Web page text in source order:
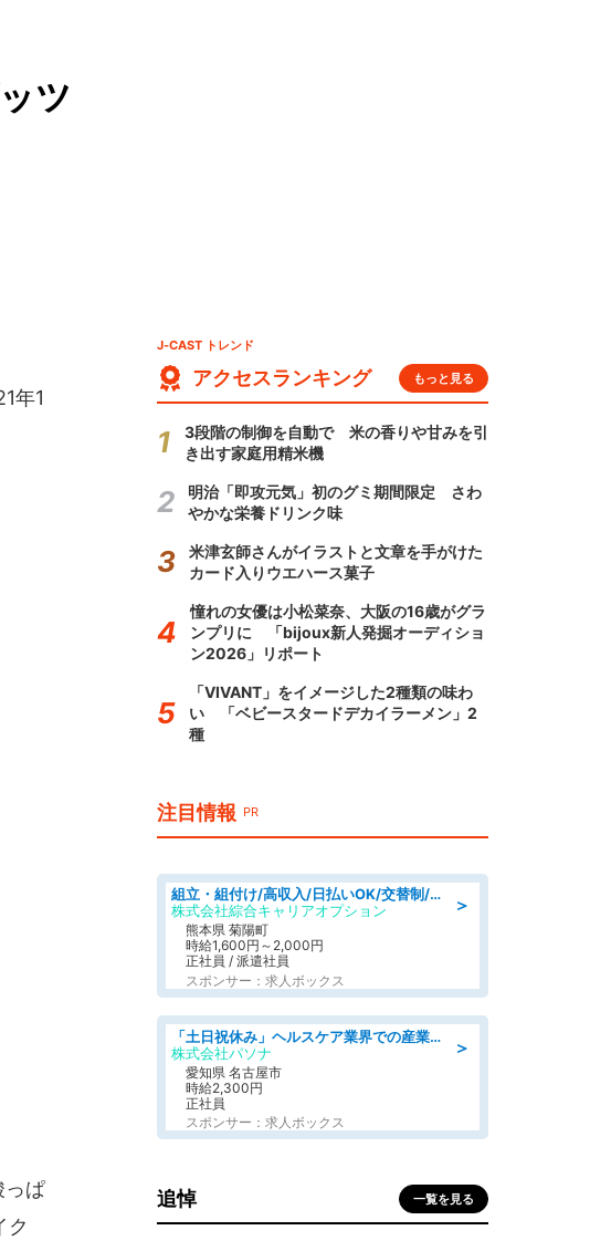
ツ
年1
っぱ
ク
J-CAST トレンド
アクセスランキング もっと見る
3段階の制御を自動で 米の香りや甘みを引
き出す家庭用精米機
明治「即攻元気」初のグミ期間限定 さわ
やかな栄養ドリンク味
米津玄師さんがイラストと文章を手がけた
カード入りウエハース菓子
憧れの女優は小松菜奈、大阪の16歳がグラ
ンプリに 「bijoux新人発掘オーディショ
ン2026」リポート
「VIVANT」をイメージした2種類の味わ
い 「ベビースタードデカイラーメン」2
種
注目情報 PR
＞
組立・組付け/高収入/日払いOK/交替制/20・30・40代活躍中/製造 工場
株式会社綜合キャリアオプション
熊本県 菊陽町
時給1,600円～2,000円
正社員 / 派遣社員
スポンサー：求人ボックス
＞
「土日祝休み」ヘルスケア業界での産業保健師業務/看護師/高時給/未経験OK/要資格:正看護師
株式会社パソナ
愛知県 名古屋市
時給2,300円
正社員
スポンサー：求人ボックス
追悼 一覧を見る